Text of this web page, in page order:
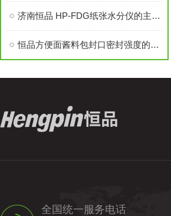
济南恒品 HP-FDG纸张水分仪的主要参数
恒品方便面酱料包封口密封强度的检测方案
全国统一服务电话